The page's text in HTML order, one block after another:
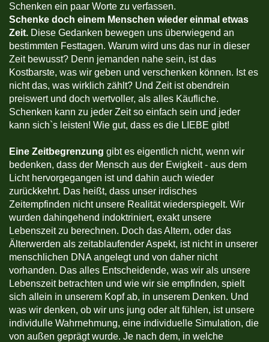
Schenken ein paar Worte zu verfassen.
Schenke doch einem Menschen wieder einmal etwas
Zeit. Diese Gedanken bewegen uns überwiegend an
bestimmten Festtagen. Warum wird uns das nur in dieser
Zeit bewusst? Denn jemanden nahe sein, ist das
Kostbarste, was wir geben und verschenken können. Ist es
nicht das, was wirklich zählt? Und Zeit ist obendrein
preiswert und doch wertvoller, als alles Käufliche.
Schenken kann zu jeder Zeit so einfach sein und jeder
kann sich`s leisten! Wie gut, dass es die LIEBE gibt!
Eine Zeitbegrenzung gibt es eigentlich nicht, wenn wir
bedenken, dass der Mensch aus der Ewigkeit - aus dem
Licht hervorgegangen ist und dahin auch wieder
zurückkehrt. Das heißt, dass unser irdisches
Zeitempfinden nicht unsere Realität wiederspiegelt. Wir
wurden dahingehend indoktriniert, exakt unsere
Lebenszeit zu berechnen. Doch das Altern, oder das
Älterwerden als zeitablaufender Aspekt, ist nicht in unserer
menschlichen DNA angelegt und von daher nicht
vorhanden. Das alles Entscheidende, was wir als unsere
Lebenszeit betrachten und wie wir sie empfinden, spielt
sich allein in unserem Kopf ab, in unserem Denken. Und
was wir denken, ob wir uns jung oder alt fühlen, ist unsere
individulle Wahrnehmung, eine individuelle Simulation, die
von außen geprägt wurde. Je nach dem, in welche